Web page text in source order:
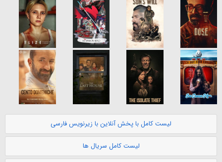
لیست کامل با پخش آنلاین با زیرنویس فارسی
لیست کامل سریال ها